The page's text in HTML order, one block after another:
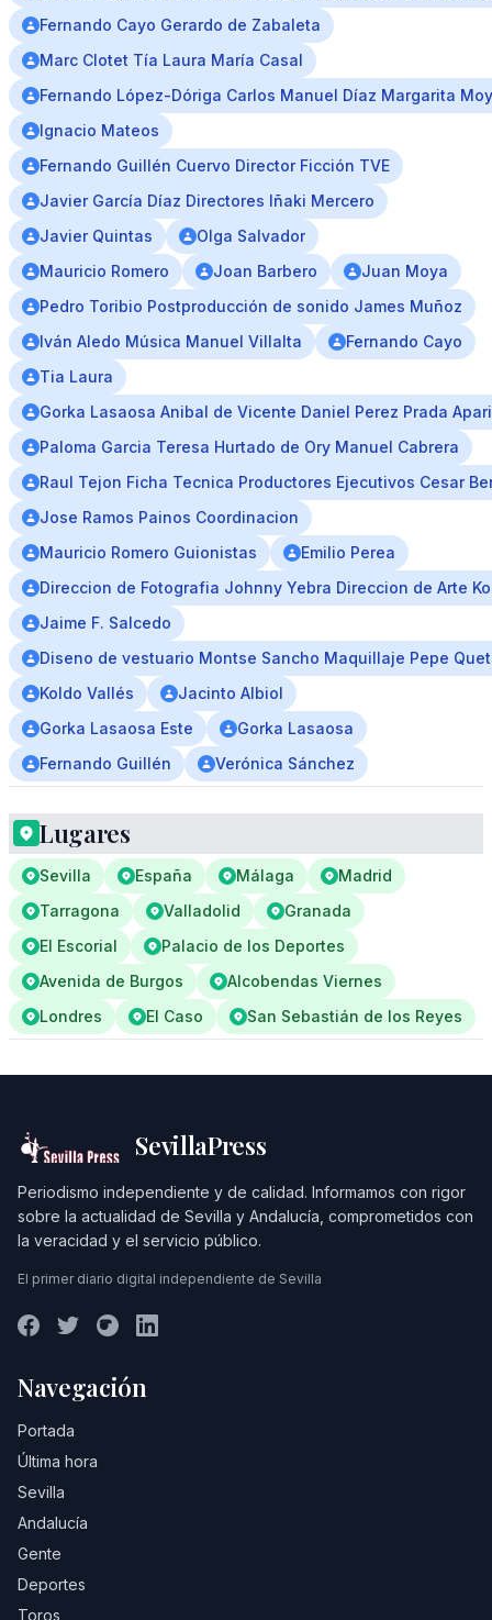
Fernando Cayo Gerardo de Zabaleta
Marc Clotet Tía Laura María Casal
Fernando López-Dóriga Carlos Manuel Díaz Margarita
Ignacio Mateos
Fernando Guillén Cuervo Director Ficción TVE
Javier García Díaz Directores Iñaki Mercero
Javier Quintas
Olga Salvador
Mauricio Romero
Joan Barbero
Juan Moya
Pedro Toribio Postproducción de sonido James Muñoz
Iván Aledo Música Manuel Villalta
Fernando Cayo
Tia Laura
Gorka Lasaosa Anibal de Vicente Daniel Perez Prada
Paloma Garcia Teresa Hurtado de Ory Manuel Cabrera
Raul Tejon Ficha Tecnica Productores Ejecutivos Cesar
Jose Ramos Painos Coordinacion
Mauricio Romero Guionistas
Emilio Perea
Direccion de Fotografia Johnny Yebra Direccion de Arte
Jaime F. Salcedo
Diseno de vestuario Montse Sancho Maquillaje Pepe
Koldo Vallés
Jacinto Albiol
Gorka Lasaosa Este
Gorka Lasaosa
Fernando Guillén
Verónica Sánchez
Lugares
Sevilla España Málaga
Madrid
Tarragona
Valladolid
Granada
El Escorial
Palacio de los Deportes
Avenida de Burgos
Alcobendas Viernes
Londres
El Caso San Sebastián de los Reyes
SevillaPress
Periodismo independiente y de calidad. Informamos con rigor
sobre la actualidad de Sevilla y Andalucía, comprometidos con
la veracidad y el servicio público.
El primer diario digital independiente de Sevilla
Navegación
Portada
Última hora
Sevilla
Andalucía
Gente
Deportes
Toros